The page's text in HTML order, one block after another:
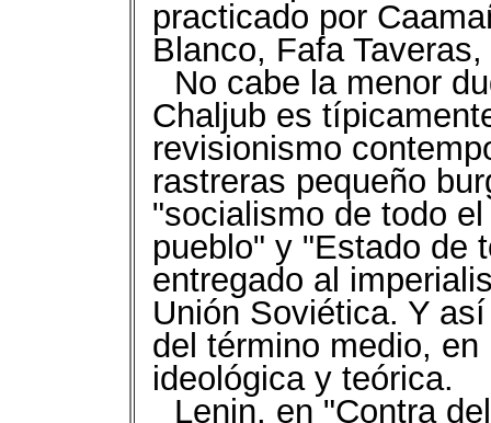
practicado por
Blanco, Fafa
No cabe la menor
Chaljub es
revisionismo
rastreras pequeño
"socialismo de todo
pueblo" y "Estado de
entregado al
Unión Soviética. Y
del término medio,
ideológica y teórica.
Lenin, en "Contra